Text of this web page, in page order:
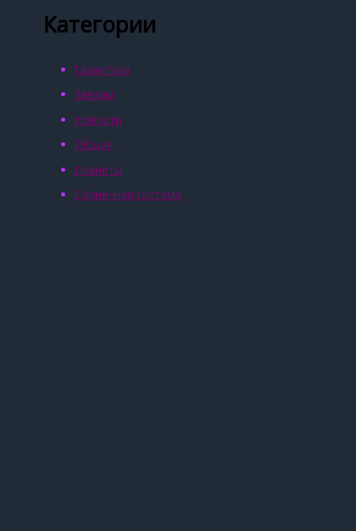
Категории
Галактики
Звёзды
Новости
Общая
Планеты
Солнечная система